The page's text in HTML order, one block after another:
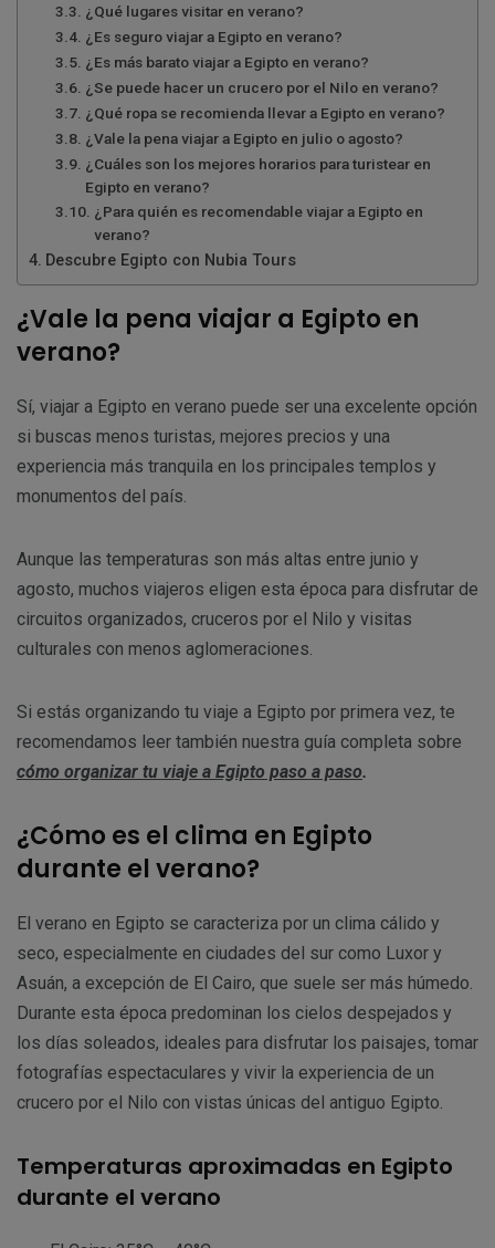
¿Qué lugares visitar en verano?
¿Es seguro viajar a Egipto en verano?
¿Es más barato viajar a Egipto en verano?
¿Se puede hacer un crucero por el Nilo en verano?
¿Qué ropa se recomienda llevar a Egipto en verano?
¿Vale la pena viajar a Egipto en julio o agosto?
¿Cuáles son los mejores horarios para turistear en
Egipto en verano?
¿Para quién es recomendable viajar a Egipto en
verano?
Descubre Egipto con Nubia Tours
¿Vale la pena viajar a Egipto en
verano?
Sí, viajar a Egipto en verano puede ser una excelente opción
si buscas menos turistas, mejores precios y una
experiencia más tranquila en los principales templos y
monumentos del país.
Aunque las temperaturas son más altas entre junio y
agosto, muchos viajeros eligen esta época para disfrutar de
circuitos organizados, cruceros por el Nilo y visitas
culturales con menos aglomeraciones.
Si estás organizando tu viaje a Egipto por primera vez, te
recomendamos leer también nuestra guía completa sobre
cómo organizar tu viaje a Egipto paso a paso.
¿Cómo es el clima en Egipto
durante el verano?
El verano en Egipto se caracteriza por un clima cálido y
seco, especialmente en ciudades del sur como Luxor y
Asuán, a excepción de El Cairo, que suele ser más húmedo.
Durante esta época predominan los cielos despejados y
los días soleados, ideales para disfrutar los paisajes, tomar
fotografías espectaculares y vivir la experiencia de un
crucero por el Nilo con vistas únicas del antiguo Egipto.
Temperaturas aproximadas en Egipto
durante el verano